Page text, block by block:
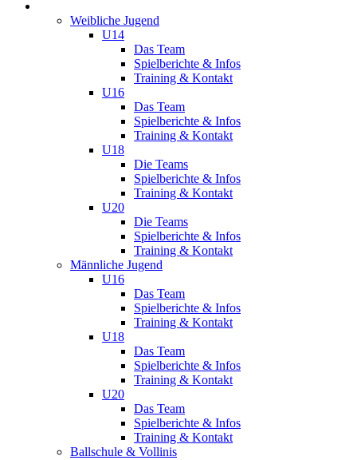
Weibliche Jugend
U14
Das Team
Spielberichte & Infos
Training & Kontakt
U16
Das Team
Spielberichte & Infos
Training & Kontakt
U18
Die Teams
Spielberichte & Infos
Training & Kontakt
U20
Die Teams
Spielberichte & Infos
Training & Kontakt
Männliche Jugend
U16
Das Team
Spielberichte & Infos
Training & Kontakt
U18
Das Team
Spielberichte & Infos
Training & Kontakt
U20
Das Team
Spielberichte & Infos
Training & Kontakt
Ballschule & Vollinis